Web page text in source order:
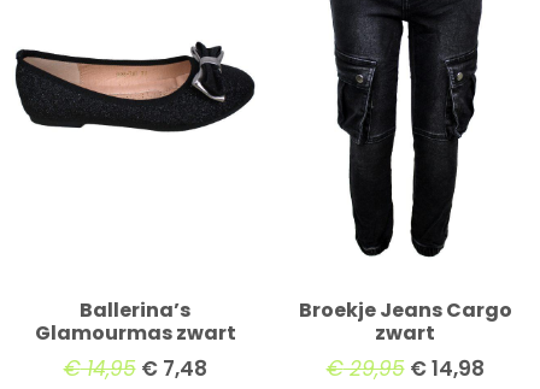
Ballerina’s
Glamourmas zwart
€14,95 €7,48
Broekje Jeans Cargo
zwart
€29,95 €14,98